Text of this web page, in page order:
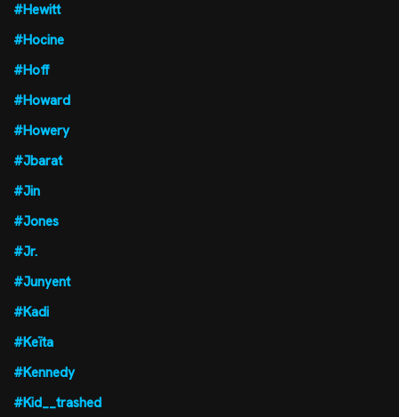
#Hewitt
#Hocine
#Hoff
#Howard
#Howery
#Jbarat
#Jin
#Jones
#Jr.
#Junyent
#Kadi
#Keïta
#Kennedy
#Kid__trashed